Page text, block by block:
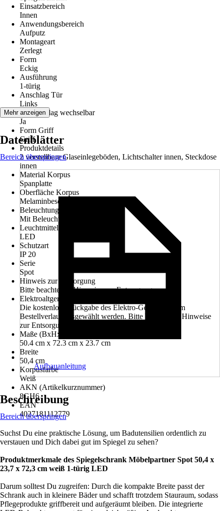
Einsatzbereich
Innen
Anwendungsbereich
Aufputz
Montageart
Zerlegt
Form
Eckig
Ausführung
1-türig
Anschlag Tür
Links
Türanschlag wechselbar
Ja
Form Griff
Griff
Produktdetails
2 verstellbare Glaseinlegeböden, Lichtschalter innen, Steckdose
innen
Material Korpus
Spanplatte
Oberfläche Korpus
Melaminbeschichtet
Beleuchtung
Mit Beleuchtung
Leuchtmitteltyp
LED
Schutzart
IP 20
Serie
Spot
Hinweis zur Entsorgung
Bitte beachte die Hinweise zur Entsorgung
Elektroaltgerät-Rücknahme
Die kostenlose Rückgabe des Elektro-Geräts kann im
Bestellverlauf ausgewählt werden. Bitte beachte die Hinweise
zur Entsorgung.
Maße (BxHxT)
50.4 cm x 72.3 cm x 23.7 cm
Breite
50,4 cm
Korpusfarbe
Weiß
AKN (Artikelkurznummer)
8GH6
EAN
4027181112779
Mehr anzeigen
Datenblätter
Bereich überspringen
Aufbauanleitung
Beschreibung
Bereich überspringen
Suchst Du eine praktische Lösung, um Badutensilien ordentlich zu
verstauen und Dich dabei gut im Spiegel zu sehen?
Produktmerkmale des Spiegelschrank Möbelpartner Spot 50,4 x
23,7 x 72,3 cm weiß 1-türig LED
Darum solltest Du zugreifen: Durch die kompakte Breite passt der
Schrank auch in kleinere Bäder und schafft trotzdem Stauraum, sodass
Pflegeprodukte griffbereit und aufgeräumt bleiben. Die integrierte